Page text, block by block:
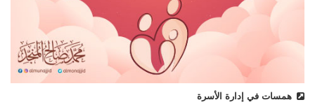
همسات في إدارة الأسرة